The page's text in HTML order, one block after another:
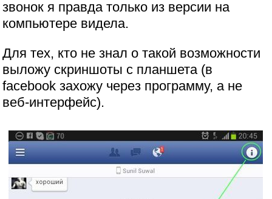
звонок я правда только из версии на
компьютере видела.
Для тех, кто не знал о такой возможности
выложу скриншоты с планшета (в
facebook захожу через программу, а не
веб-интерфейс).